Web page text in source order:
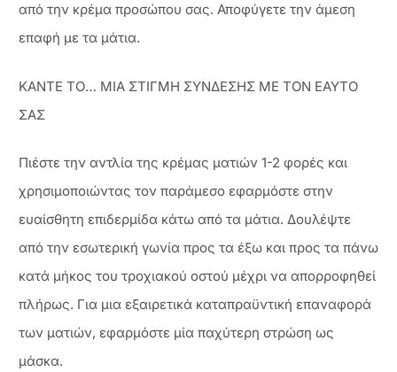
από την κρέμα προσώπου σας. Αποφύγετε την άμεση
επαφή με τα μάτια.
ΚΑΝΤΕ ΤΟ… ΜΙΑ ΣΤΙΓΜΗ ΣΥΝΔΕΣΗΣ ΜΕ ΤΟΝ ΕΑΥΤΟ
ΣΑΣ
Πιέστε την αντλία της κρέμας ματιών 1-2 φορές και
χρησιμοποιώντας τον παράμεσο εφαρμόστε στην
ευαίσθητη επιδερμίδα κάτω από τα μάτια. Δουλέψτε
από την εσωτερική γωνία προς τα έξω και προς τα πάνω
κατά μήκος του τροχιακού οστού μέχρι να απορροφηθεί
πλήρως. Για μια εξαιρετικά καταπραϋντική επαναφορά
των ματιών, εφαρμόστε μία παχύτερη στρώση ως
μάσκα.